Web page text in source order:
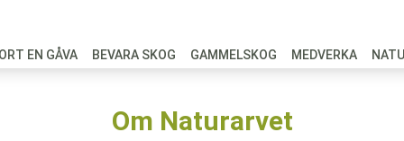
EN GÅVA BEVARA SKOG GAMMELSKOG MEDVERKA
Om Naturarvet